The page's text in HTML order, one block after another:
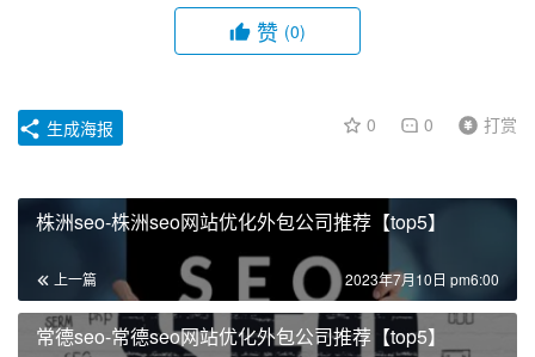
赞 (0)
0 0 打赏
生成海报
株洲seo-株洲seo网站优化外包公司推荐【top5】
上一篇 2023年7月10日 pm6:00
常德seo-常德seo网站优化外包公司推荐【top5】